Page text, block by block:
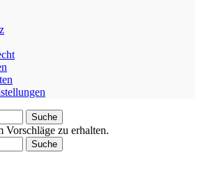
Suche
Vorschläge zu erhalten.
Suche